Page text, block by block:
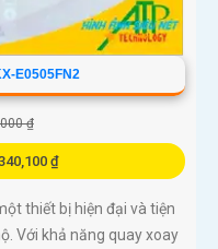
E0505FN2
₫
₫
thiết bị hiện đại và tiện
Với khả năng quay xoay